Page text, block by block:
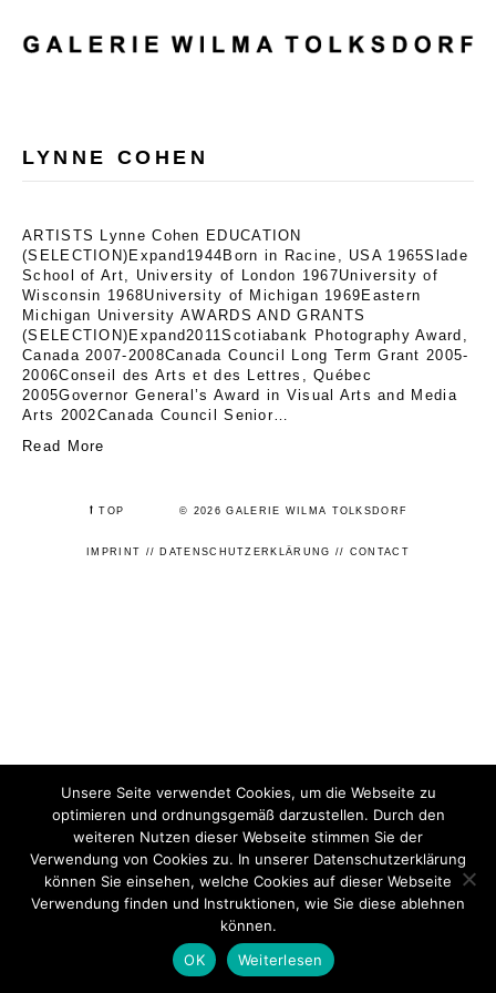
LYNNE COHEN
ARTISTS Lynne Cohen EDUCATION
(SELECTION)Expand1944Born in Racine, USA 1965Slade
School of Art, University of London 1967University of
Wisconsin 1968University of Michigan 1969Eastern
Michigan University AWARDS AND GRANTS
(SELECTION)Expand2011Scotiabank Photography Award,
Canada 2007-2008Canada Council Long Term Grant 2005-
2006Conseil des Arts et des Lettres, Québec
2005Governor General’s Award in Visual Arts and Media
Arts 2002Canada Council Senior…
Read More
⭡TOP © 2026 GALERIE WILMA TOLKSDORF
IMPRINT // DATENSCHUTZERKLÄRUNG // CONTACT
Unsere Seite verwendet Cookies, um die Webseite zu
optimieren und ordnungsgemäß darzustellen. Durch den
weiteren Nutzen dieser Webseite stimmen Sie der
Verwendung von Cookies zu. In unserer Datenschutzerklärung
können Sie einsehen, welche Cookies auf dieser Webseite
Verwendung finden und Instruktionen, wie Sie diese ablehnen
können.
OK
Weiterlesen